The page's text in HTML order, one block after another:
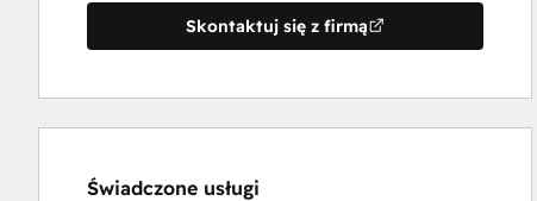
Skontaktuj się z firmą
Świadczone usługi